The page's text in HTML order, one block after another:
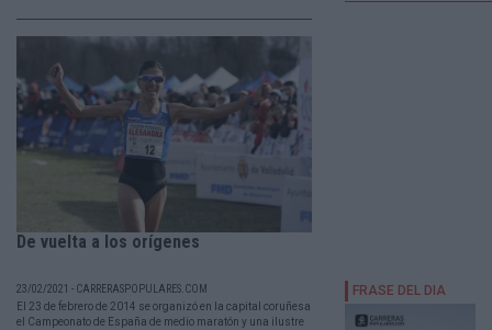
De vuelta a los orígenes
23/02/2021 - CARRERASPOPULARES.COM
El 23 de febrero de 2014 se organizó en la capital coruñesa
el Campeonato de España de medio maratón y una ilustre